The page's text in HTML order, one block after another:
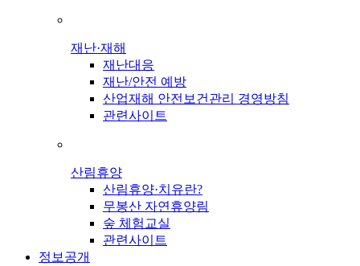
재난·재해
재난대응
재난/안전 예방
산업재해 안전보건관리 경영방침
관련사이트
산림휴양
산림휴양·치유란?
무봉산 자연휴양림
숲 체험교실
관련사이트
정보공개